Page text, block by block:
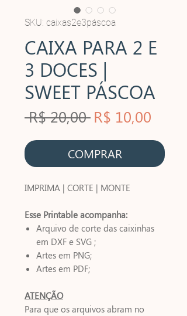
SKU: caixas2e3páscoa
CAIXA PARA 2 E
3 DOCES |
SWEET PÁSCOA
R$ 20,00 Preço
normal
R$ 10,00
COMPRAR
IMPRIMA | CORTE | MONTE
Esse Printable acompanha:
Arquivo de corte das caixinhas
em DXF e SVG ;
Artes em PNG;
Artes em PDF;
ATENÇÃO
Para que os arquivos abram no